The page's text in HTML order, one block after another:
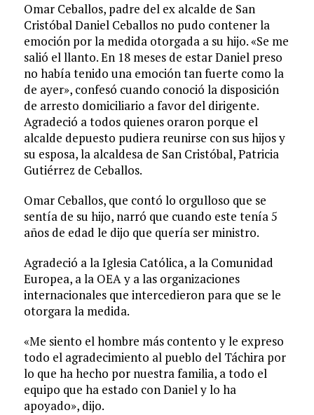
Omar Ceballos, padre del ex alcalde de San
Cristóbal Daniel Ceballos no pudo contener la
emoción por la medida otorgada a su hijo. «Se me
salió el llanto. En 18 meses de estar Daniel preso
no había tenido una emoción tan fuerte como la
de ayer», confesó cuando conoció la disposición
de arresto domiciliario a favor del dirigente.
Agradeció a todos quienes oraron porque el
alcalde depuesto pudiera reunirse con sus hijos y
su esposa, la alcaldesa de San Cristóbal, Patricia
Gutiérrez de Ceballos.
Omar Ceballos, que contó lo orgulloso que se
sentía de su hijo, narró que cuando este tenía 5
años de edad le dijo que quería ser ministro.
Agradeció a la Iglesia Católica, a la Comunidad
Europea, a la OEA y a las organizaciones
internacionales que intercedieron para que se le
otorgara la medida.
«Me siento el hombre más contento y le expreso
todo el agradecimiento al pueblo del Táchira por
lo que ha hecho por nuestra familia, a todo el
equipo que ha estado con Daniel y lo ha
apoyado», dijo.